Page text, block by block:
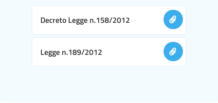
Decreto Legge n.158/2012
Legge n.189/2012